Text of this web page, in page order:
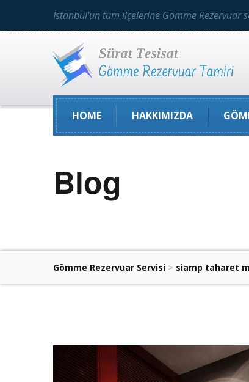
İstanbul'un tüm ilçelerine Gömme Rezervuar
HOME HAKKIMIZDA
Blog
Gömme Rezervuar Servisi > siamp taharet